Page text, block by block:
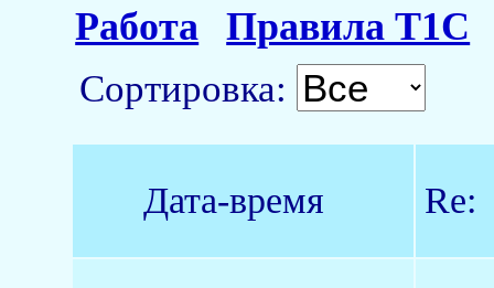
Работа Правила Т1С
Сортировка:
Дата-время Re: